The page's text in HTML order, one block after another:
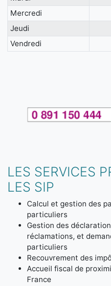
Mercredi
Jeudi
Vendredi
LES SERVICES
LES SIP
Calcul et gestion des
particuliers
Gestion des
réclamations, et
particuliers
Recouvrement des
Accueil fiscal de
France